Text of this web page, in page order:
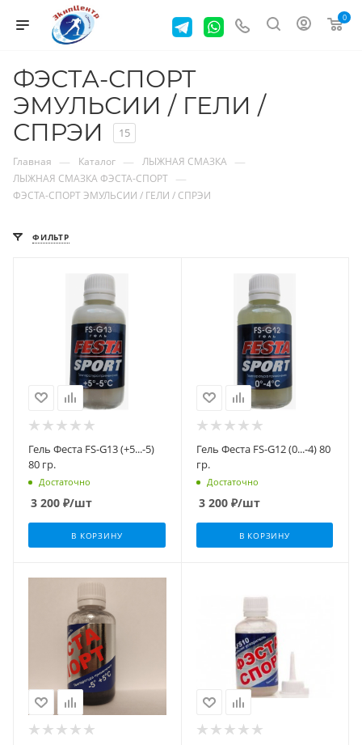
0
ФЭСТА-СПОРТ
ЭМУЛЬСИИ / ГЕЛИ /
СПРЭИ
15
Главная — Каталог — ЛЫЖНАЯ СМАЗКА —
ЛЫЖНАЯ СМАЗКА ФЭСТА-СПОРТ —
ФЭСТА-СПОРТ ЭМУЛЬСИИ / ГЕЛИ / СПРЭИ
ФИЛЬТР
Гель Феста FS-G13 (+5...-5)
80 гр.
Достаточно
3 200 ₽/шт
В КОРЗИНУ
Гель Феста FS-G12 (0...-4) 80
гр.
Достаточно
3 200₽/шт
В КОРЗИНУ